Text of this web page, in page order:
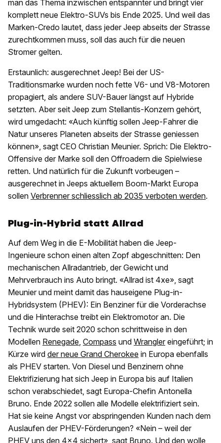
man das Thema inzwischen entspannter und bringt vier
komplett neue Elektro-SUVs bis Ende 2025. Und weil das
Marken-Credo lautet, dass jeder Jeep abseits der Strasse
zurechtkommen muss, soll das auch für die neuen
Stromer gelten.
Erstaunlich: ausgerechnet Jeep! Bei der US-
Traditionsmarke wurden noch fette V6- und V8-Motoren
propagiert, als andere SUV-Bauer längst auf Hybride
setzten. Aber seit Jeep zum Stellantis-Konzern gehört,
wird umgedacht: «Auch künftig sollen Jeep-Fahrer die
Natur unseres Planeten abseits der Strasse geniessen
können», sagt CEO Christian Meunier. Sprich: Die Elektro-
Offensive der Marke soll den Offroadern die Spielwiese
retten. Und natürlich für die Zukunft vorbeugen –
ausgerechnet in Jeeps aktuellem Boom-Markt Europa
sollen Verbrenner schliesslich ab 2035 verboten werden.
Plug-in-Hybrid statt Allrad
Auf dem Weg in die E-Mobilität haben die Jeep-
Ingenieure schon einen alten Zopf abgeschnitten: Den
mechanischen Allradantrieb, der Gewicht und
Mehrverbrauch ins Auto bringt. «Allrad ist 4xe», sagt
Meunier und meint damit das hauseigene Plug-in-
Hybridsystem (PHEV): Ein Benziner für die Vorderachse
und die Hinterachse treibt ein Elektromotor an. Die
Technik wurde seit 2020 schon schrittweise in den
Modellen Renegade, Compass und Wrangler eingeführt; in
Kürze wird der neue Grand Cherokee in Europa ebenfalls
als PHEV starten. Von Diesel und Benzinern ohne
Elektrifizierung hat sich Jeep in Europa bis auf Italien
schon verabschiedet, sagt Europa-Chefin Antonella
Bruno. Ende 2022 sollen alle Modelle elektrifiziert sein.
Hat sie keine Angst vor abspringenden Kunden nach dem
Auslaufen der PHEV-Förderungen? «Nein – weil der
PHEV uns den 4x4 sichert», sagt Bruno. Und den wolle